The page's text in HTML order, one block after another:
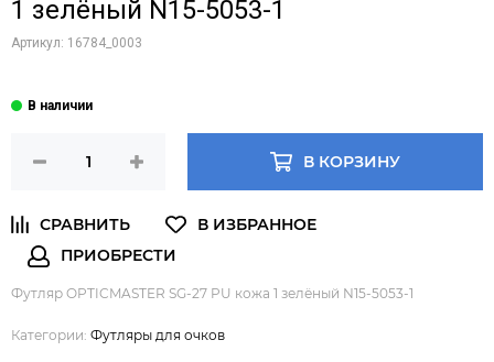
1 зелёный N15-5053-1
Артикул: 16784_0003
В КОРЗИНУ
Футляр OPTICMASTER SG-27 PU кожа 1 зелёный N15-5053-1
Категории: Футляры для очков